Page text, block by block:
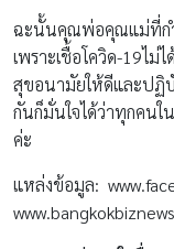
ฉะนั้นคุณพ่อคุณแม่ที่กำ
เพราะเชื้อโควิด-19ไม่
สุขอนามัยให้ดีและปฏิ
กันก็มั่นใจได้ว่าทุกคน
ค่ะ
แหล่งข้อมูล: